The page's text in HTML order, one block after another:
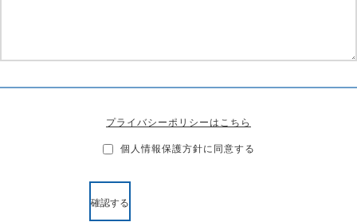
プライバシーポリシーはこちら
個人情報保護方針に同意する